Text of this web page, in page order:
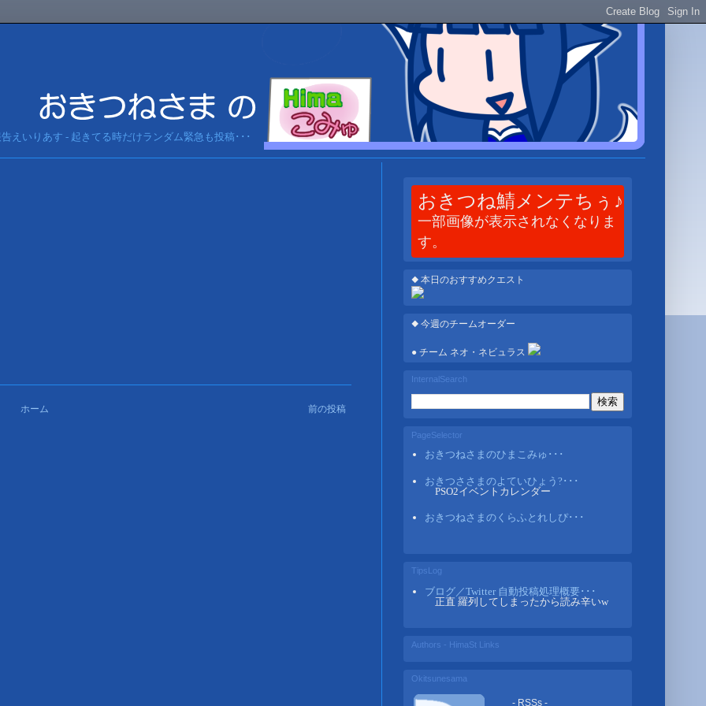
告えいりあす - 起きてる時だけランダム緊急も投稿･･･
前の投稿
ホーム
おきつね鯖メンテちぅ♪
一部画像が表示されなくなりま
す。
◆ 本日のおすすめクエスト
◆ 今週のチームオーダー
● チーム ネオ・ネビュラス
InternalSearch
PageSelector
おきつねさまのひまこみゅ･･･
おきつささまのよていひょう?･･･
PSO2イベントカレンダー
おきつねさまのくらふとれしぴ･･･
TipsLog
ブログ／Twitter 自動投稿処理概要･･･
正直 羅列してしまったから読み辛いw
Authors - HimaSt Links
Okitsunesama
- RSSs -